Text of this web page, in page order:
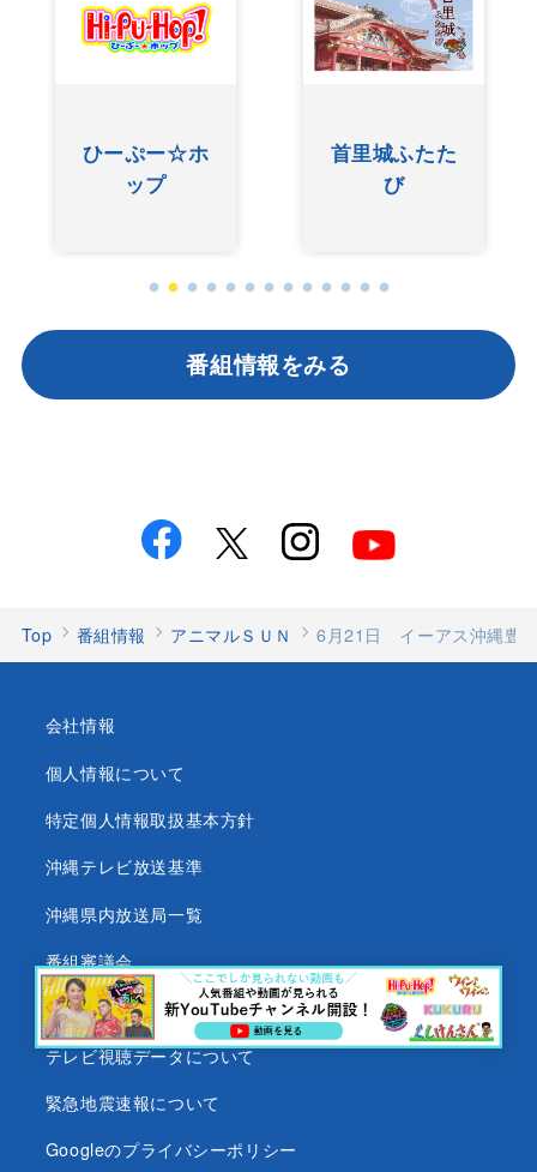
ひーぷー☆ホ
ップ
首里城ふたた
び
番組情報をみる
Top 番組情報 アニマルＳＵＮ 6月21日 イーアス沖縄豊
会社情報
個人情報について
特定個人情報取扱基本方針
沖縄テレビ放送基準
沖縄県内放送局一覧
番組審議会
沖縄テレビ名義の後援依頼について
テレビ視聴データについて
緊急地震速報について
Googleのプライバシーポリシー